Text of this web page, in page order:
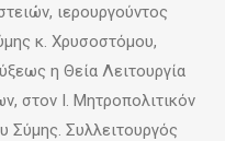
ιερουργούντος
κ. Χρυσοστόμου,
η Θεία Λειτουργία
στον Ι. Μητροπολιτικόν
Σύμης. Συλλειτουργός